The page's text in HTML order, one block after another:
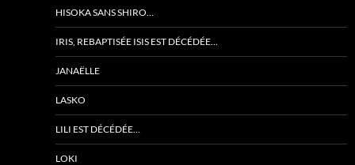
HISOKA SANS SHIRO…
IRIS, REBAPTISÉE ISIS EST DÉCÉDÉE…
JANAËLLE
LASKO
LILI EST DÉCÉDÉE…
LOKI